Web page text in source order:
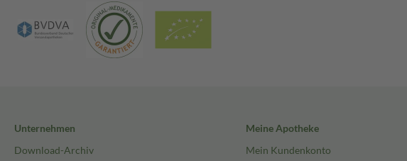
Unternehmen
Download-Archiv
Meine Apotheke
Mein Kundenkonto